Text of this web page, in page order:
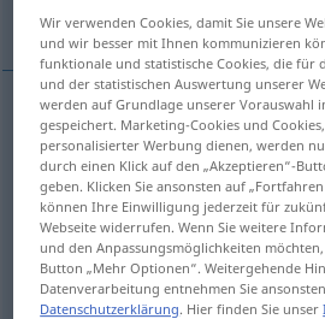
conclusion
teaching(spl) Lehre
doctrine LehreAnschauung,
tenet LehreAnschauung,
Wir verwenden Cookies, damit Sie unsere
und wir besser mit Ihnen kommunizieren
funktionale und statistische Cookies, die für
und der statistischen Auswertung unserer
werden auf Grundlage unserer Vorauswahl
gespeichert. Marketing-Cookies und
personalisierter Werbung dienen, werden
durch einen Klick auf den „Akzeptieren“-
geben. Klicken Sie ansonsten auf
können Ihre Einwilligung jederzeit für
Webseite widerrufen. Wenn Sie weitere
und den Anpassungsmöglichkeiten
Button „Mehr Optionen“. Weitergehende
Datenverarbeitung entnehmen Sie
Datenschutzerklärung. Hier finden Sie unser